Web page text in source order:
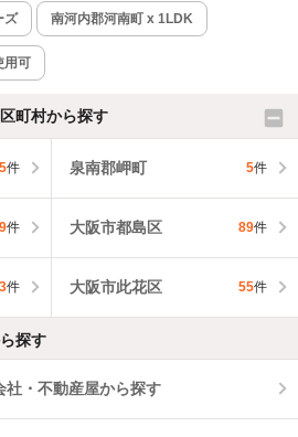
ズ 南河内郡河南町 x 1LDK
用可
町村から探す
件 泉南郡岬町 5件
9件 大阪市都島区 89件
件 大阪市此花区 55件
探す
社・不動産屋から探す